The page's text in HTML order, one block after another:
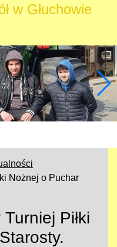
w Głuchowie
Nożnej o Puchar
Piłki